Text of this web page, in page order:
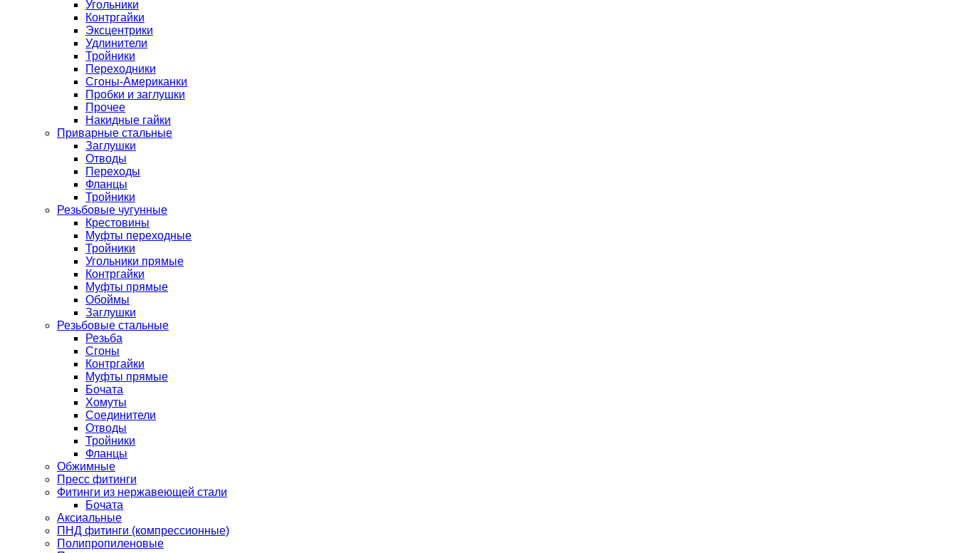
Угольники
Контргайки
Эксцентрики
Удлинители
Тройники
Переходники
Сгоны-Американки
Пробки и заглушки
Прочее
Накидные гайки
Приварные стальные
Заглушки
Отводы
Переходы
Фланцы
Тройники
Резьбовые чугунные
Крестовины
Муфты переходные
Тройники
Угольники прямые
Контргайки
Муфты прямые
Обоймы
Заглушки
Резьбовые стальные
Резьба
Сгоны
Контргайки
Муфты прямые
Бочата
Хомуты
Соединители
Отводы
Тройники
Фланцы
Обжимные
Пресс фитинги
Фитинги из нержавеющей стали
Бочата
Аксиальные
ПНД фитинги (компрессионные)
Полипропиленовые